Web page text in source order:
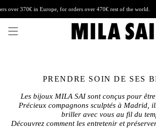
to
content
370€ in Europe, for orders over 470€ rest of the world.
PRENDRE SOIN DE SES
Les bijoux MILA SAI sont conçus pour
Précieux compagnons sculptés à Madrid,
briller avec vous au fil du
Découvrez comment les entretenir et